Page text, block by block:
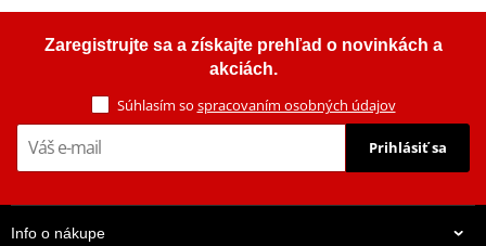
Zaregistrujte sa a získajte prehľad o novinkách a
akciách.
Súhlasím so spracovaním osobných údajov
Prihlásiť sa
Info o nákupe